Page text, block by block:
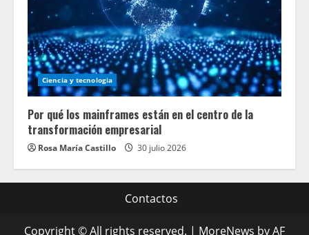
Ciencia y tecnologia
Por qué los mainframes están en el centro de la
transformación empresarial
Rosa María Castillo 30 julio 2026
Contactos
Copyright © All rights reserved. | MoreNews by AF